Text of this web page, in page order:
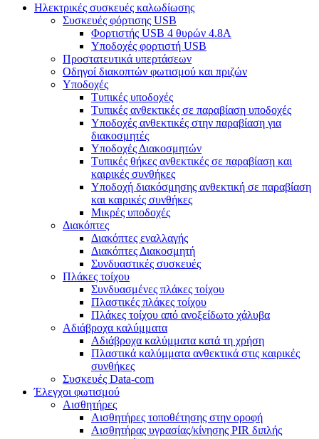
Ηλεκτρικές συσκευές καλωδίωσης
Συσκευές φόρτισης USB
Φορτιστής USB 4 θυρών 4.8A
Υποδοχές φορτιστή USB
Προστατευτικά υπερτάσεων
Οδηγοί διακοπτών φωτισμού και πριζών
Υποδοχές
Τυπικές υποδοχές
Τυπικές ανθεκτικές σε παραβίαση υποδοχές
Υποδοχές ανθεκτικές στην παραβίαση για
διακοσμητές
Υποδοχές Διακοσμητών
Τυπικές θήκες ανθεκτικές σε παραβίαση και
καιρικές συνθήκες
Υποδοχή διακόσμησης ανθεκτική σε παραβίαση
και καιρικές συνθήκες
Μικρές υποδοχές
Διακόπτες
Διακόπτες εναλλαγής
Διακόπτες Διακοσμητή
Συνδυαστικές συσκευές
Πλάκες τοίχου
Συνδυασμένες πλάκες τοίχου
Πλαστικές πλάκες τοίχου
Πλάκες τοίχου από ανοξείδωτο χάλυβα
Αδιάβροχα καλύμματα
Αδιάβροχα καλύμματα κατά τη χρήση
Πλαστικά καλύμματα ανθεκτικά στις καιρικές
συνθήκες
Συσκευές Data-com
Έλεγχοι φωτισμού
Αισθητήρες
Αισθητήρες τοποθέτησης στην οροφή
Αισθητήρας υγρασίας/κίνησης PIR διπλής